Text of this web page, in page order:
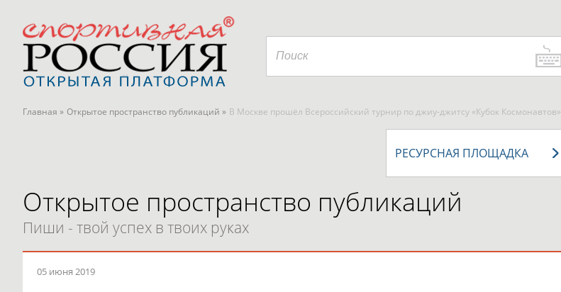
Главная » Открытое пространство публикаций » В Москве прошёл Всероссийский турнир по джиу-джитсу «Кубок Космонавтов»
РЕСУРСНАЯ ПЛОЩАДКА
Открытое пространство публикаций
Пиши - твой успех в твоих руках
05 июня 2019